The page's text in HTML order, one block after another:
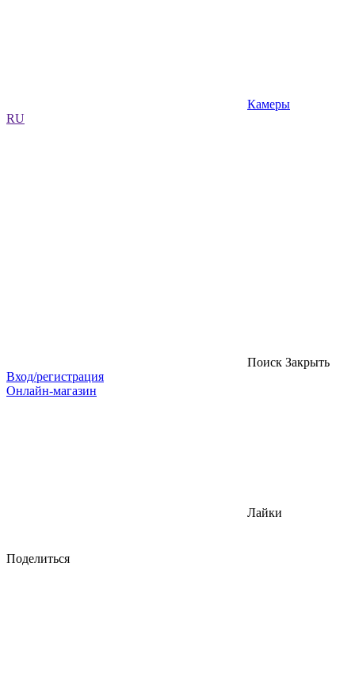
Камеры
RU
Поиск Закрыть
Вход/регистрация
Онлайн-магазин
Лайки
Поделиться